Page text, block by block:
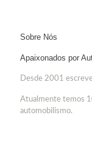
Sobre Nós
Apaixonados por
Desde 2001
Atualmente temos
automobilismo.